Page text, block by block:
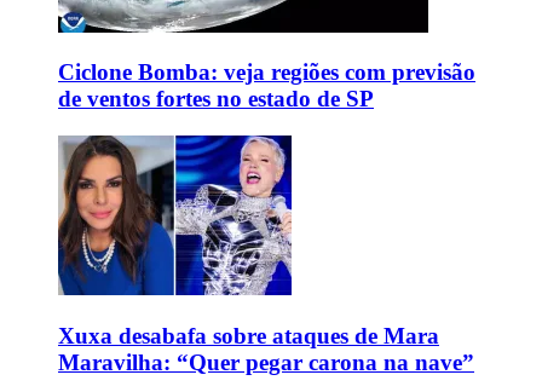
Ciclone Bomba: veja regiões com previsão
de ventos fortes no estado de SP
Xuxa desabafa sobre ataques de Mara
Maravilha: “Quer pegar carona na nave”